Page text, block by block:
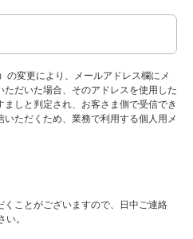
変更により、メールアドレス欄にメ
だいた場合、そのアドレスを使用した
しと判定され、お客さま側で受信でき
ただくため、業務で利用する個人用メ
ことがございますので、日中ご連絡
。